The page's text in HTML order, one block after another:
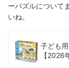
ーパズルについて
いね。
子ども
【2026